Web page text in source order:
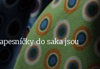
do saka jsou